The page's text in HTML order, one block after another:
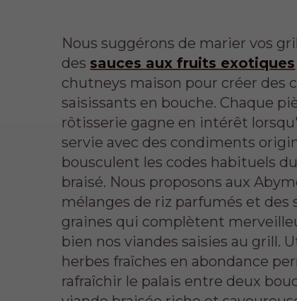
Nous suggérons de marier vos
des sauces aux fruits exotiques
chutneys maison pour créer des
saisissants en bouche. Chaque
rôtisserie gagne en intérêt
servie avec des condiments
bousculent les codes habituels
braisé. Nous proposons aux
mélanges de riz parfumés et des
graines qui complètent
bien nos viandes saisies au grill.
herbes fraîches en abondance
rafraîchir le palais entre deux